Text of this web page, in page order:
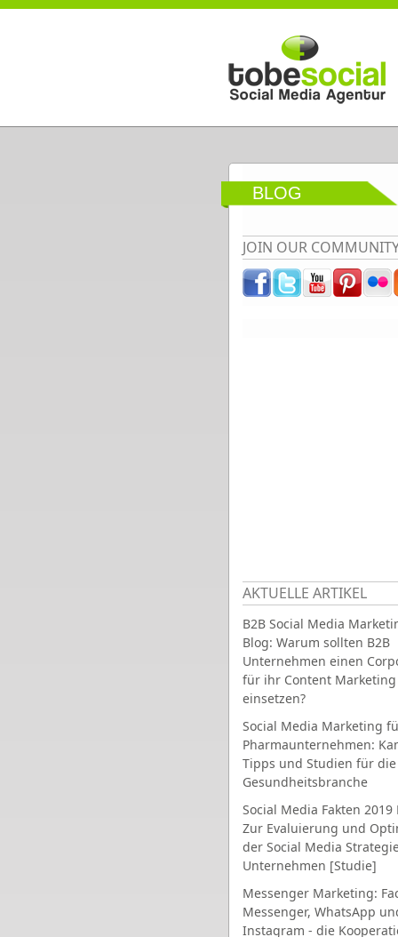
Direkt zum Inhalt
BLOG
JOIN OUR
AKTUELLE ARTIKEL
B2B Social Media
Blog: Warum sollten B2B
Unternehmen einen
für ihr Content Marketing
einsetzen?
Social Media Marketing
Pharmaunternehmen:
Tipps und Studien für die
Gesundheitsbranche
Social Media Fakten 2019
Zur Evaluierung und
der Social Media
Unternehmen [Studie]
Messenger Marketing:
Messenger, WhatsApp
Instagram - die